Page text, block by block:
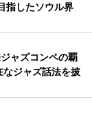
指したソウル界
ャズコンペの覇
ジャズ話法を披